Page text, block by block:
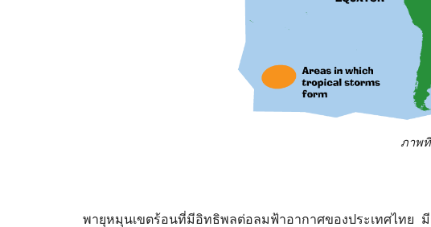
ภาพ
พายุหมุนเขตร้อนที่มีอิทธิพลต่อลมฟ้าอากาศของประเทศไทย